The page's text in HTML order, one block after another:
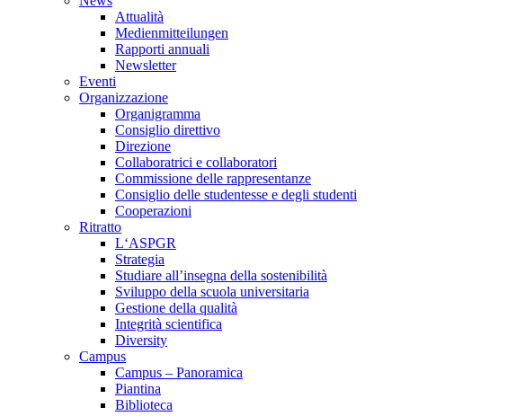
Attualità
Medienmitteilungen
Rapporti annuali
Newsletter
Eventi
Organizzazione
Organigramma
Consiglio direttivo
Direzione
Collaboratrici e collaboratori
Commissione delle rappresentanze
Consiglio delle studentesse e degli studenti
Cooperazioni
Ritratto
L‘ASPGR
Strategia
Studiare all’insegna della sostenibilità
Sviluppo della scuola universitaria
Gestione della qualità
Integrità scientifica
Diversity
Campus
Campus – Panoramica
Piantina
Biblioteca